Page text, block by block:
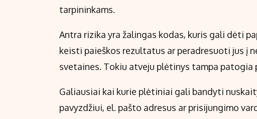
tarpininkams.
Antra rizika yra žalingas kodas, kuris gali dėti
keisti paieškos rezultatus ar peradresuoti jus į
svetaines. Tokiu atveju plėtinys tampa patogia
Galiausiai kai kurie plėtiniai gali bandyti
pavyzdžiui, el. pašto adresus ar prisijungimo